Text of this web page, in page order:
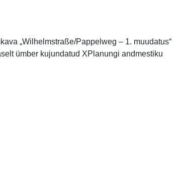
„Wilhelmstraße/Pappelweg – 1. muudatus“
ümber kujundatud XPlanungi andmestiku